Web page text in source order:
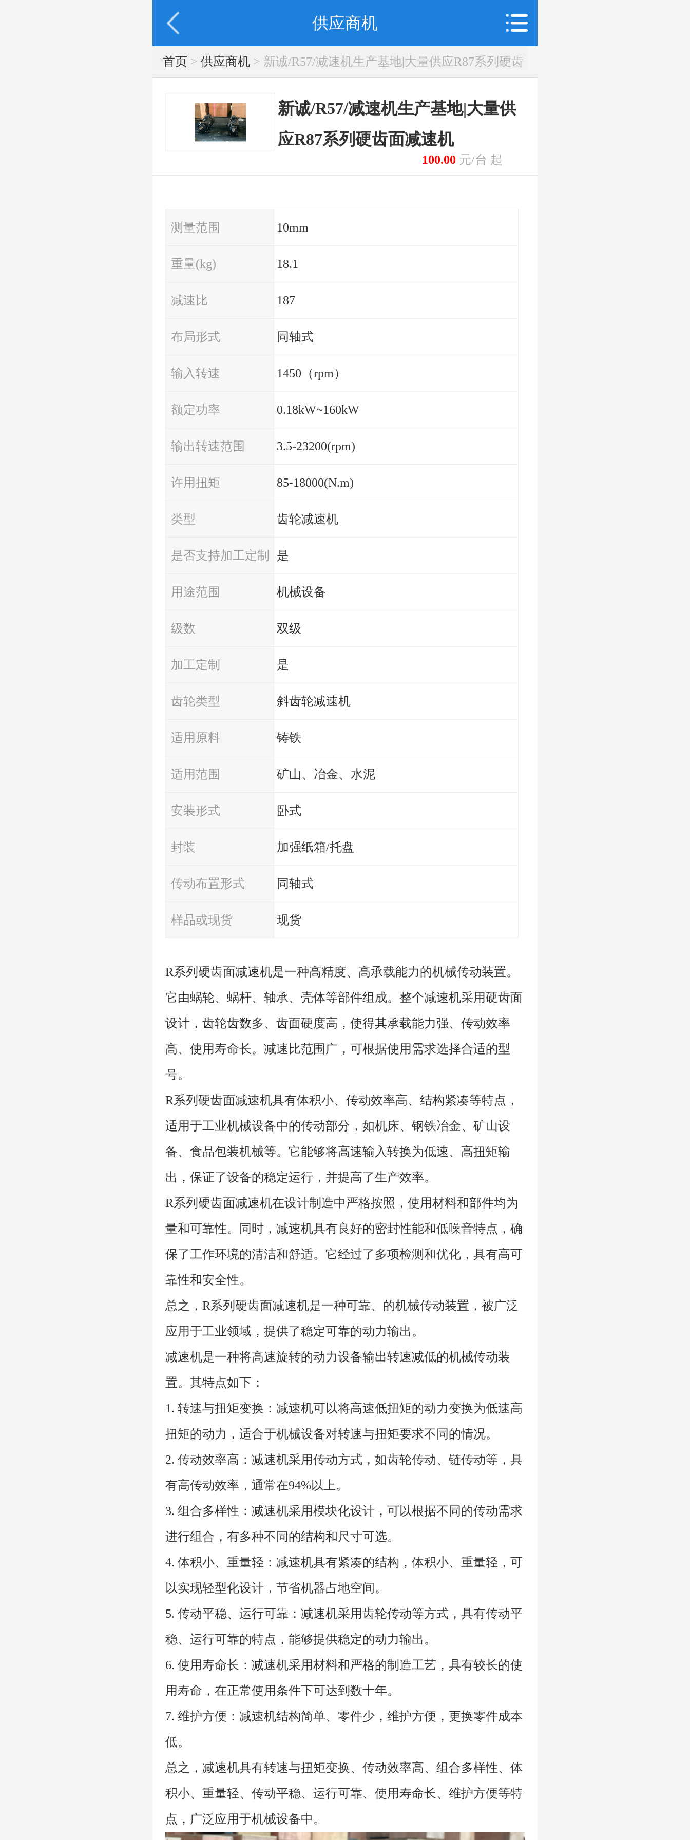
供应商机
首页 > 供应商机 > 新诚/R57/减速机生产基地|大量供应R87系列硬齿
面减速机
新诚/R57/减速机生产基地|大量供
应R87系列硬齿面减速机
100.00 元/台 起
测量范围 10mm
重量(kg) 18.1
减速比 187
布局形式 同轴式
输入转速 1450（rpm）
额定功率 0.18kW~160kW
输出转速范围 3.5-23200(rpm)
许用扭矩 85-18000(N.m)
类型 齿轮减速机
是否支持加工定制 是
用途范围 机械设备
级数 双级
加工定制 是
齿轮类型 斜齿轮减速机
适用原料 铸铁
适用范围 矿山、冶金、水泥
安装形式 卧式
封装 加强纸箱/托盘
传动布置形式 同轴式
样品或现货 现货
R系列硬齿面减速机是一种高精度、高承载能力的机械传动装置。
它由蜗轮、蜗杆、轴承、壳体等部件组成。整个减速机采用硬齿面
设计，齿轮齿数多、齿面硬度高，使得其承载能力强、传动效率
高、使用寿命长。减速比范围广，可根据使用需求选择合适的型
号。
R系列硬齿面减速机具有体积小、传动效率高、结构紧凑等特点，
适用于工业机械设备中的传动部分，如机床、钢铁冶金、矿山设
备、食品包装机械等。它能够将高速输入转换为低速、高扭矩输
出，保证了设备的稳定运行，并提高了生产效率。
R系列硬齿面减速机在设计制造中严格按照，使用材料和部件均为
量和可靠性。同时，减速机具有良好的密封性能和低噪音特点，确
保了工作环境的清洁和舒适。它经过了多项检测和优化，具有高可
靠性和安全性。
总之，R系列硬齿面减速机是一种可靠、的机械传动装置，被广泛
应用于工业领域，提供了稳定可靠的动力输出。
减速机是一种将高速旋转的动力设备输出转速减低的机械传动装
置。其特点如下：
1. 转速与扭矩变换：减速机可以将高速低扭矩的动力变换为低速高
扭矩的动力，适合于机械设备对转速与扭矩要求不同的情况。
2. 传动效率高：减速机采用传动方式，如齿轮传动、链传动等，具
有高传动效率，通常在94%以上。
3. 组合多样性：减速机采用模块化设计，可以根据不同的传动需求
进行组合，有多种不同的结构和尺寸可选。
4. 体积小、重量轻：减速机具有紧凑的结构，体积小、重量轻，可
以实现轻型化设计，节省机器占地空间。
5. 传动平稳、运行可靠：减速机采用齿轮传动等方式，具有传动平
稳、运行可靠的特点，能够提供稳定的动力输出。
6. 使用寿命长：减速机采用材料和严格的制造工艺，具有较长的使
用寿命，在正常使用条件下可达到数十年。
7. 维护方便：减速机结构简单、零件少，维护方便，更换零件成本
低。
总之，减速机具有转速与扭矩变换、传动效率高、组合多样性、体
积小、重量轻、传动平稳、运行可靠、使用寿命长、维护方便等特
点，广泛应用于机械设备中。